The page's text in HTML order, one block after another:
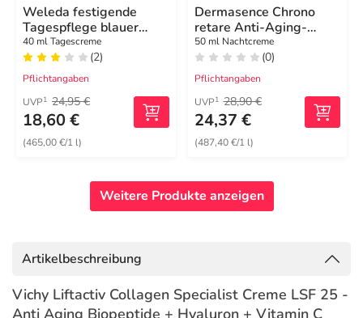
Weleda festigende
Tagespflege blauer
Enzian & Edelweiss
40 ml Tagescreme
(2)
Pflichtangaben
UVP1 24,95 €
18,60 €
(465,00 €/1 l)
Dermasence Chrono
retare Anti-Aging-
Nachtpflege
50 ml Nachtcreme
(0)
Pflichtangaben
UVP1 28,90 €
24,37 €
(487,40 €/1 l)
Weitere Produkte anzeigen
Artikelbeschreibung
Vichy Liftactiv Collagen Specialist Creme LSF 25 -
Anti Aging Biopeptide + Hyaluron + Vitamin C